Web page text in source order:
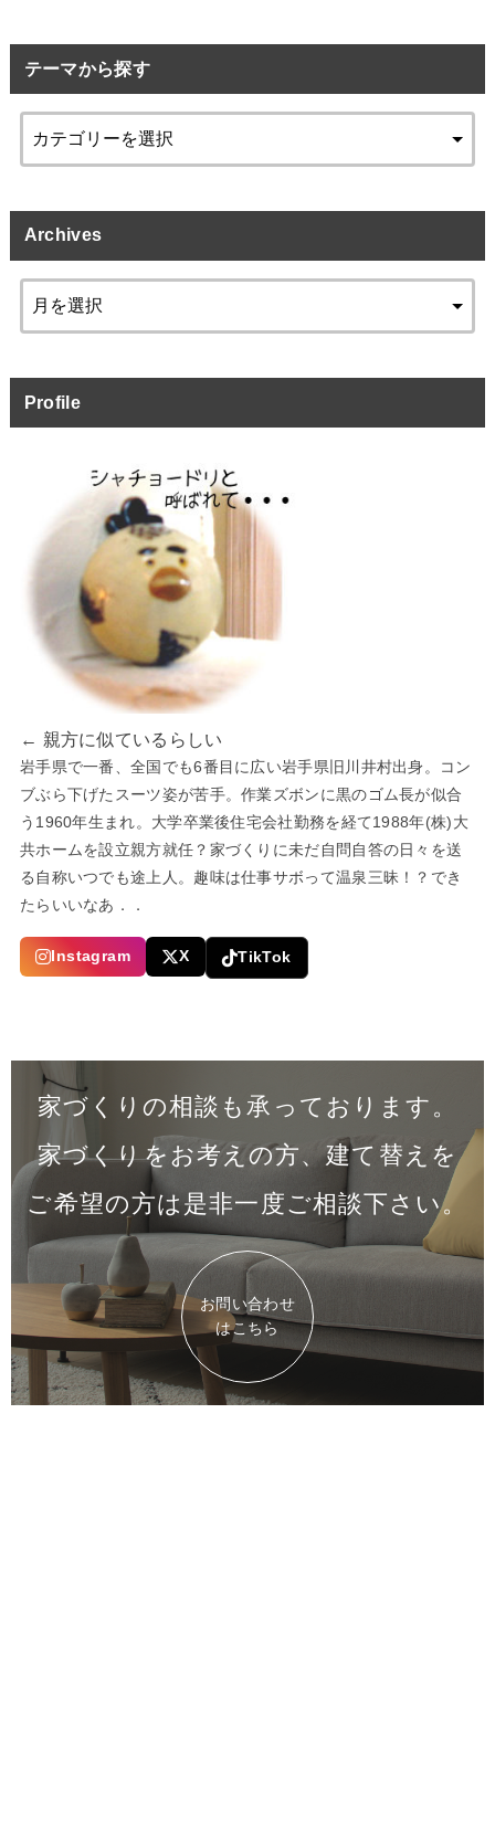
テーマから探す
Archives
Profile
← 親方に似ているらしい
岩手県で一番、全国でも6番目に広い岩手県旧川井村出身。コン
ブぶら下げたスーツ姿が苦手。作業ズボンに黒のゴム長が似合
う1960年生まれ。大学卒業後住宅会社勤務を経て1988年(株)大
共ホームを設立親方就任？家づくりに未だ自問自答の日々を送
る自称いつでも途上人。趣味は仕事サボって温泉三昧！？でき
たらいいなあ．．
Instagram X TikTok
家づくりの相談も承っております。
家づくりをお考えの方、建て替えを
ご希望の方は是非一度ご相談下さい。
お問い合わせ
はこちら